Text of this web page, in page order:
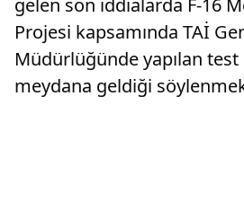
gelen son iddialarda F-16
Projesi kapsamında TAİ
Müdürlüğünde yapılan test
meydana geldiği